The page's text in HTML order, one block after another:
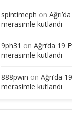
Mustafa Koç, Ağrı’da
Merasimlerine Katıldı
September 15, 2025
spintimeph on
merasimle kutlandı
9ph31 on Ağrı’da 19
merasimle kutlandı
888pwin on Ağrı’da
merasimle kutlandı